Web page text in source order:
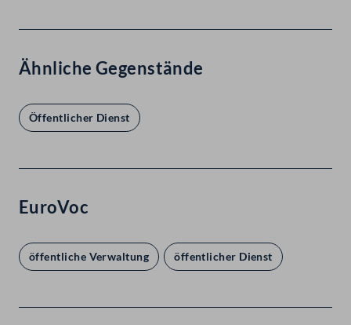
Ähnliche Gegenstände
Öffentlicher Dienst
EuroVoc
öffentliche Verwaltung öffentlicher Dienst